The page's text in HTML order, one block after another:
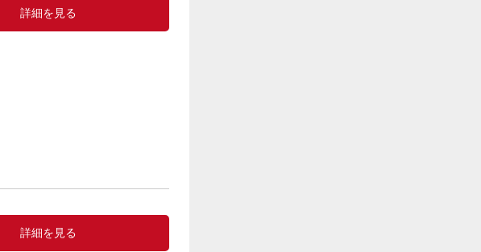
詳細を見る
詳細を見る